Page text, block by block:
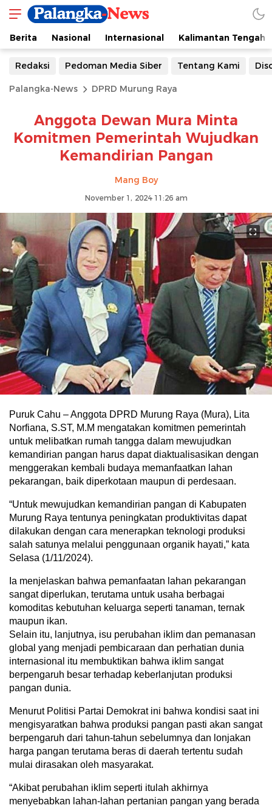
Berita Nasional Internasional Kalimantan Tengah
Redaksi Pedoman Media Siber Tentang Kami
Palangka-News DPRD Murung Raya
Anggota Dewan Mura Minta
Komitmen Pemerintah Wujudkan
Kemandirian Pangan
Mang Boy
November 1, 2024 11:26 am
Puruk Cahu – Anggota DPRD Murung Raya (Mura), Lita
Norfiana, S.ST, M.M mengatakan komitmen pemerintah
untuk melibatkan rumah tangga dalam mewujudkan
kemandirian pangan harus dapat diaktualisasikan dengan
menggerakan kembali budaya memanfaatkan lahan
pekarangan, baik diperkotaan maupun di perdesaan.
“Untuk mewujudkan kemandirian pangan di Kabupaten
Murung Raya tentunya peningkatan produktivitas dapat
dilakukan dengan cara menerapkan teknologi produksi
salah satunya melalui penggunaan organik hayati,” kata
Selasa (1/11/2024).
Ia menjelaskan bahwa pemanfaatan lahan pekarangan
sangat diperlukan, terutama untuk usaha berbagai
komoditas kebutuhan keluarga seperti tanaman, ternak
maupun ikan.
Selain itu, lanjutnya, isu perubahan iklim dan pemanasan
global yang menjadi pembicaraan dan perhatian dunia
internasional itu membuktikan bahwa iklim sangat
berpengaruh besar terhadap keberlanjutan produksi
pangan dunia.
Menurut Politisi Partai Demokrat ini bahwa kondisi saat ini
mengisyaratkan bahwa produksi pangan pasti akan sangat
berpengaruh dari tahun-tahun sebelumnya dan lonjakan
harga pangan terutama beras di daerah tertentu sudah
mulai dirasakan oleh masyarakat.
“Akibat perubahan iklim seperti itulah akhirnya
menyebabkan lahan-lahan pertanian pangan yang berada